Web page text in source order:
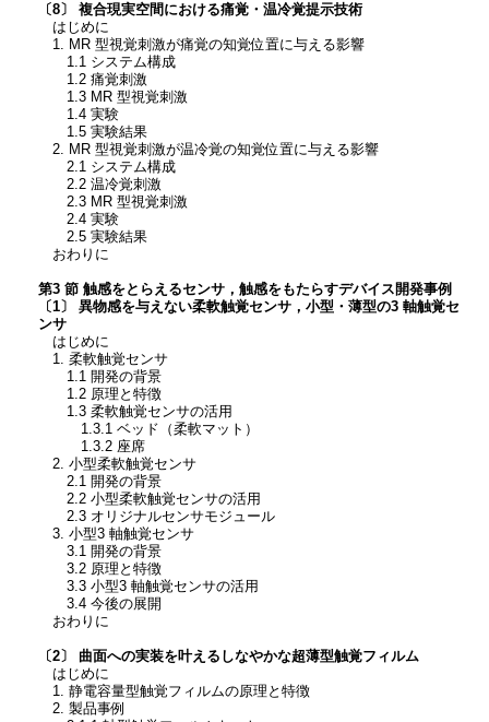
〔8〕 複合現実空間における痛覚・温冷覚提示技術
はじめに
1. MR 型視覚刺激が痛覚の知覚位置に与える影響
1.1 システム構成
1.2 痛覚刺激
1.3 MR 型視覚刺激
1.4 実験
1.5 実験結果
2. MR 型視覚刺激が温冷覚の知覚位置に与える影響
2.1 システム構成
2.2 温冷覚刺激
2.3 MR 型視覚刺激
2.4 実験
2.5 実験結果
おわりに
第3 節 触感をとらえるセンサ，触感をもたらすデバイス開発事例
〔1〕 異物感を与えない柔軟触覚センサ，小型・薄型の3 軸触覚セ
ンサ
はじめに
1. 柔軟触覚センサ
1.1 開発の背景
1.2 原理と特徴
1.3 柔軟触覚センサの活用
1.3.1 ベッド（柔軟マット）
1.3.2 座席
2. 小型柔軟触覚センサ
2.1 開発の背景
2.2 小型柔軟触覚センサの活用
2.3 オリジナルセンサモジュール
3. 小型3 軸触覚センサ
3.1 開発の背景
3.2 原理と特徴
3.3 小型3 軸触覚センサの活用
3.4 今後の展開
おわりに
〔2〕 曲面への実装を叶えるしなやかな超薄型触覚フィルム
はじめに
1. 静電容量型触覚フィルムの原理と特徴
2. 製品事例